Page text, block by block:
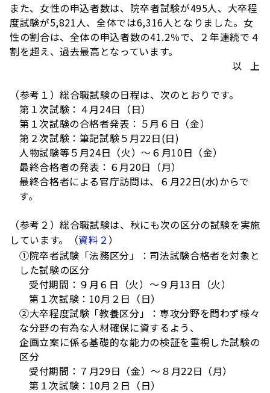
また、女性の申込者数は、院卒者試験が495人、大卒程
度試験が5,821人、全体では6,316人となりました。女
性の割合は、全体の申込者数の41.2％で、２年連続で４
割を超え、過去最高となっています。
以 上
（参考１）総合職試験の日程は、次のとおりです。
第１次試験：４月24日（日）
第１次試験の合格者発表：５月６日（金）
第２次試験：筆記試験５月22日(日)
人物試験等５月24日（火）～６月10日（金）
最終合格者の発表：６月20日（月）
最終合格者による官庁訪問は、６月22日(水)からで
す。
（参考２）総合職試験は、秋にも次の区分の試験を実施
しています。（資料２）
①院卒者試験「法務区分」：司法試験合格者を対象と
した試験の区分
受付期間：９月６日（火）～９月13日（火）
第１次試験：10月２日（日）
②大卒程度試験「教養区分」：専攻分野を問わず様々
な分野の有為な人材確保に資するよう、
企画立案に係る基礎的な能力の検証を重視した試験の
区分
受付期間：７月29日（金）～８月22日（月）
第１次試験：10月２日（日）